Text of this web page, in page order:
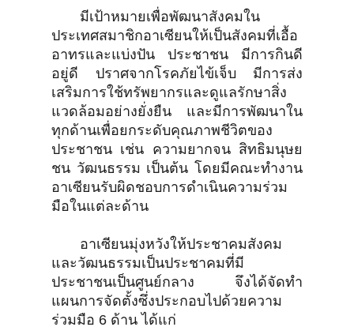
มีเป้าหมายเพื่อพัฒนาสังคมใน
ประเทศสมาชิกอาเซียนให้เป็นสังคมที่เอื้อ
อาทรและแบ่งปัน ประชาชน มีการกินดี
อยู่ดี ปราศจากโรคภัยไข้เจ็บ มีการส่ง
เสริมการใช้ทรัพยากรและดูแลรักษาสิ่ง
แวดล้อมอย่างยั่งยืน และมีการพัฒนาใน
ทุกด้านเพื่อยกระดับคุณภาพชีวิตของ
ประชาชน เช่น ความยากจน สิทธิมนุษย
ชน วัฒนธรรม เป็นต้น โดยมีคณะทำงาน
อาเซียนรับผิดชอบการดำเนินความร่วม
มือในแต่ละด้าน
อาเซียนมุ่งหวังให้ประชาคมสังคม
และวัฒนธรรมเป็นประชาคมที่มี
ประชาชนเป็นศูนย์กลาง จึงได้จัดทำ
แผนการจัดตั้งซึ่งประกอบไปด้วยความ
ร่วมมือ 6 ด้าน ได้แก่